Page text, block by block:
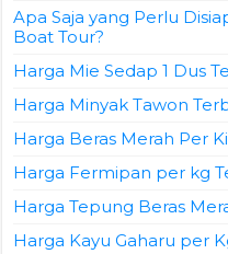
Apa Saja yang Perlu
Boat Tour?
Harga Mie Sedap 1 Dus
Harga Minyak Tawon
Harga Beras Merah Per
Harga Fermipan per kg
Harga Tepung Beras
Harga Kayu Gaharu per